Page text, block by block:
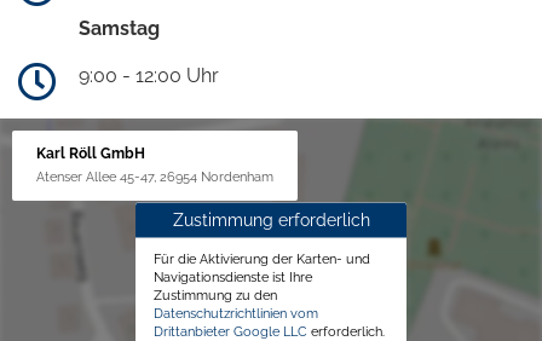
Samstag
9:00 - 12:00 Uhr
Karl Röll GmbH
Atenser Allee 45-47, 26954 Nordenham
Zustimmung erforderlich
Für die Aktivierung der Karten- und
Navigationsdienste ist Ihre
Zustimmung zu den
Datenschutzrichtlinien vom
Drittanbieter Google LLC erforderlich.